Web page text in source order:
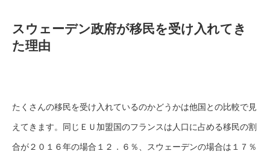
スウェーデン政府が移民を受け入れてき
た理由
たくさんの移民を受け入れているのかどうかは他国との比較で見
えてきます。同じＥＵ加盟国のフランスは人口に占める移民の割
合が２０１６年の場合１２．６％、スウェーデンの場合は１７％